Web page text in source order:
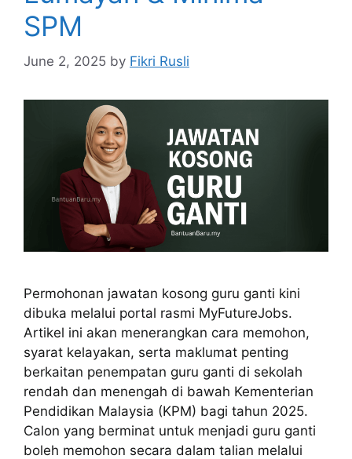
SPM
June 2, 2025 by Fikri Rusli
Permohonan jawatan kosong guru ganti kini
dibuka melalui portal rasmi MyFutureJobs.
Artikel ini akan menerangkan cara memohon,
syarat kelayakan, serta maklumat penting
berkaitan penempatan guru ganti di sekolah
rendah dan menengah di bawah Kementerian
Pendidikan Malaysia (KPM) bagi tahun 2025.
Calon yang berminat untuk menjadi guru ganti
boleh memohon secara dalam talian melalui